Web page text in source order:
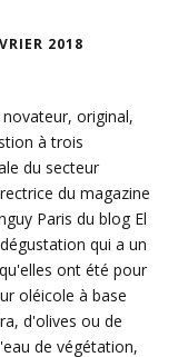
2018
original,
à trois
du secteur
du magazine
Paris du blog El
qui a un
ont été pour
oléicole à base
d'olives ou de
de végétation,